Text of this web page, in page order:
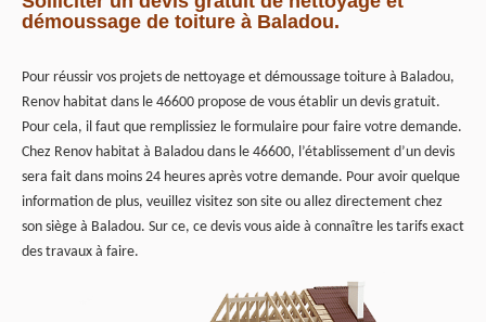
démoussage de toiture à Baladou.
Pour réussir vos projets de nettoyage et démoussage toiture à Baladou,
Renov habitat dans le 46600 propose de vous établir un devis gratuit.
Pour cela, il faut que remplissiez le formulaire pour faire votre demande.
Chez Renov habitat à Baladou dans le 46600, l’établissement d’un devis
sera fait dans moins 24 heures après votre demande. Pour avoir quelque
information de plus, veuillez visitez son site ou allez directement chez
son siège à Baladou. Sur ce, ce devis vous aide à connaître les tarifs exact
des travaux à faire.